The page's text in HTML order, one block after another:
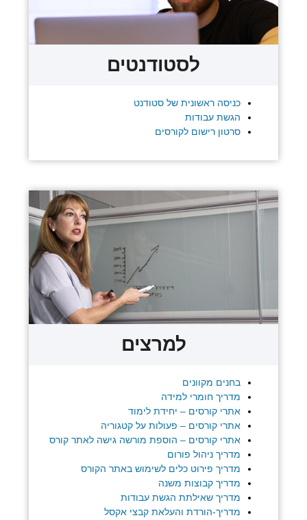
לסטודנטים
כניסה ראשונית של סטודנט
הגשת עבודות
סרטון רישום לקורסים
למרצים
בחנים מקוונים
מדריך חומרי למידה
אתרי קורסים – יחידת לימוד
אתרי קורסים – פעולות על קטגוריה
אתרי קורסים – הוספת מורשה גישה לאתר קורס
מדריך ניהול פורום
מדריך פירוט כלים לשימוש באתר הקורס
מדריך קבוצות משנה
מדריך שאילתת הגשת עבודות
מדריך-הורדת והעלאת קבצי אקסל